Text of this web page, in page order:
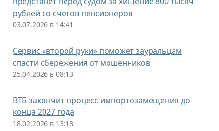
рублей со счетов пенсионеров
03.07.2026 в 14:41
Сервис «второй руки» поможет зауральцам
спасти сбережения от мошенников
25.04.2026 в 08:13
ВТБ закончит процесс импортозамещения до
конца 2027 года
18.02.2026 в 13:18